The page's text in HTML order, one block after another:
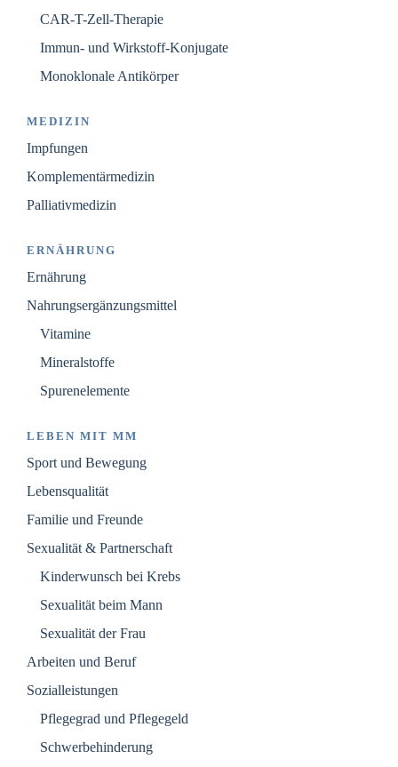
CAR-T-Zell-Therapie
Immun- und Wirkstoff-Konjugate
Monoklonale Antikörper
MEDIZIN
Impfungen
Komplementärmedizin
Palliativmedizin
ERNÄHRUNG
Ernährung
Nahrungsergänzungsmittel
Vitamine
Mineralstoffe
Spurenelemente
LEBEN MIT MM
Sport und Bewegung
Lebensqualität
Familie und Freunde
Sexualität & Partnerschaft
Kinderwunsch bei Krebs
Sexualität beim Mann
Sexualität der Frau
Arbeiten und Beruf
Sozialleistungen
Pflegegrad und Pflegegeld
Schwerbehinderung